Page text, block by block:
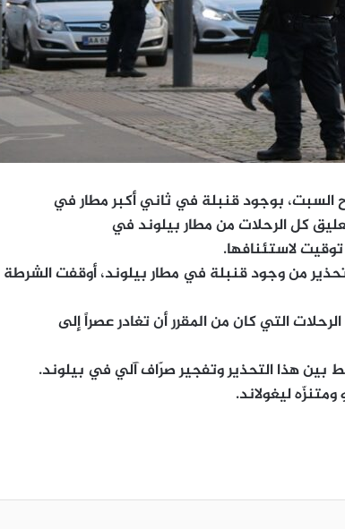
السبت، بوجود قنبلة في ثاني أكبر مطار في
كل الرحلات من مطار بيلوند في
لاستئنافها.
من وجود قنبلة في مطار بيلوند، أوقفت الشرطة
التي كان من المقرر أن تغادر عصراً إلى
بين هذا التحذير وتفجير صرّاف آلي في بيلوند.
ليغولاند.